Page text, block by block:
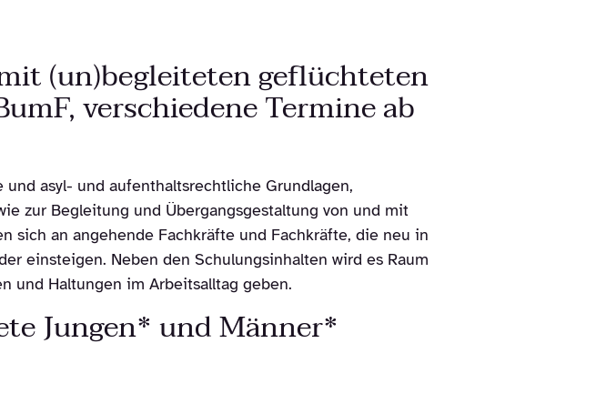
(un)begleiteten geflüchteten
verschiedene Termine ab
asyl- und aufenthaltsrechtliche Grundlagen,
zur Begleitung und Übergangsgestaltung von und mit
sich an angehende Fachkräfte und Fachkräfte, die neu in
einsteigen. Neben den Schulungsinhalten wird es Raum
und Haltungen im Arbeitsalltag geben.
Jungen* und Männer*